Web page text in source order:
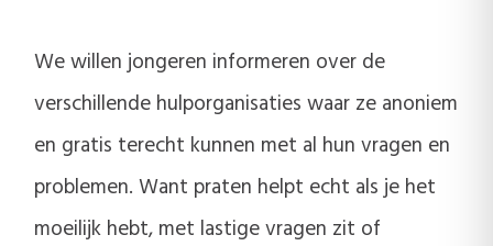
We willen jongeren informeren over de
verschillende hulporganisaties waar ze anoniem
en gratis terecht kunnen met al hun vragen en
problemen. Want praten helpt echt als je het
moeilijk hebt, met lastige vragen zit of